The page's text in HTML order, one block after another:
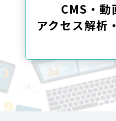
CMS・
アクセス解析